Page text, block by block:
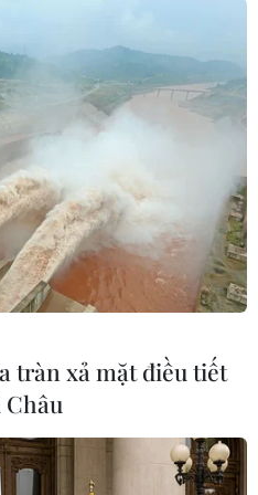
đổi, không chỉ dừng
dục nhưng trước đây,
sóc sức khỏe, nề
phù hợp để nâng cao
chọn các môn học
việc có sách giáo
tải các nội dung
tràn xả mặt điều tiết